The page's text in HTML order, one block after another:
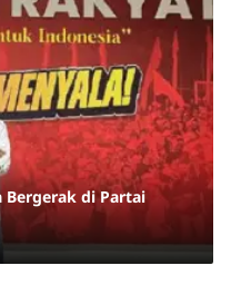
Bergerak di Partai